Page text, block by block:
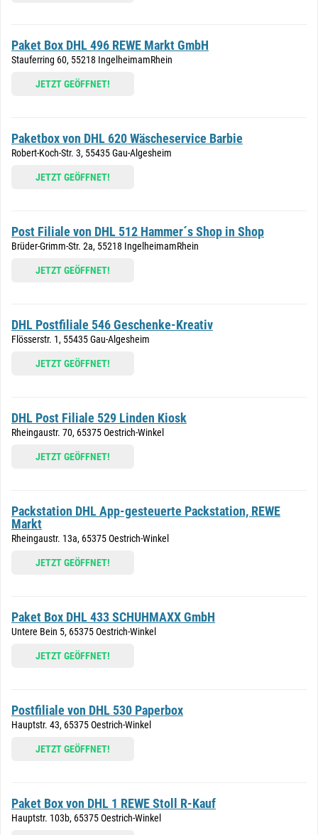
Paket Box DHL 496 REWE Markt GmbH
Stauferring 60, 55218 IngelheimamRhein
JETZT GEÖFFNET!
Paketbox von DHL 620 Wäscheservice Barbie
Robert-Koch-Str. 3, 55435 Gau-Algesheim
JETZT GEÖFFNET!
Post Filiale von DHL 512 Hammer´s Shop in Shop
Brüder-Grimm-Str. 2a, 55218 IngelheimamRhein
JETZT GEÖFFNET!
DHL Postfiliale 546 Geschenke-Kreativ
Flösserstr. 1, 55435 Gau-Algesheim
JETZT GEÖFFNET!
DHL Post Filiale 529 Linden Kiosk
Rheingaustr. 70, 65375 Oestrich-Winkel
JETZT GEÖFFNET!
Packstation DHL App-gesteuerte Packstation, REWE
Markt
Rheingaustr. 13a, 65375 Oestrich-Winkel
JETZT GEÖFFNET!
Paket Box DHL 433 SCHUHMAXX GmbH
Untere Bein 5, 65375 Oestrich-Winkel
JETZT GEÖFFNET!
Postfiliale von DHL 530 Paperbox
Hauptstr. 43, 65375 Oestrich-Winkel
JETZT GEÖFFNET!
Paket Box von DHL 1 REWE Stoll R-Kauf
Hauptstr. 103b, 65375 Oestrich-Winkel